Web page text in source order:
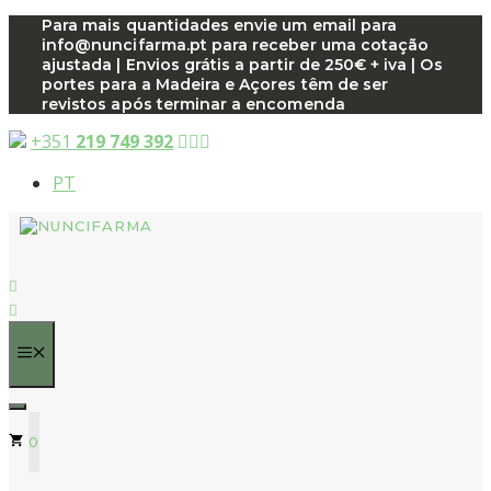
Saltar
para
conteúdo
Para mais quantidades envie um email para
info@nuncifarma.pt para receber uma cotação
ajustada | Envios grátis a partir de 250€ + iva | Os
portes para a Madeira e Açores têm de ser
revistos após terminar a encomenda
+351 219 749 392
PT
0